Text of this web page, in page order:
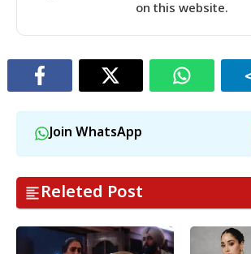
on this website.
Join WhatsApp
Releted Post